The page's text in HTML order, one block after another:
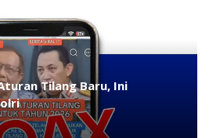
Tilang Baru, Ini